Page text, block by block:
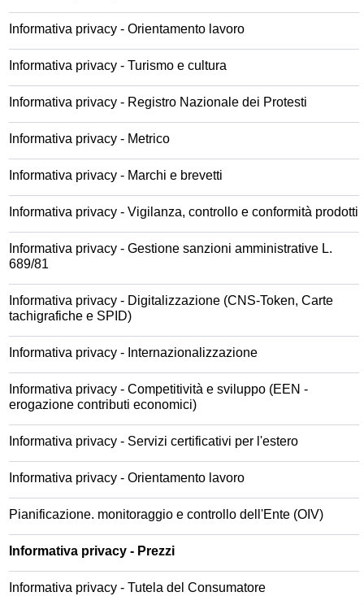
Informativa privacy - Orientamento lavoro
Informativa privacy - Turismo e cultura
Informativa privacy - Registro Nazionale dei Protesti
Informativa privacy - Metrico
Informativa privacy - Marchi e brevetti
Informativa privacy - Vigilanza, controllo e conformità prodotti
Informativa privacy - Gestione sanzioni amministrative L.
689/81
Informativa privacy - Digitalizzazione (CNS-Token, Carte
tachigrafiche e SPID)
Informativa privacy - Internazionalizzazione
Informativa privacy - Competitività e sviluppo (EEN -
erogazione contributi economici)
Informativa privacy - Servizi certificativi per l'estero
Informativa privacy - Orientamento lavoro
Pianificazione. monitoraggio e controllo dell'Ente (OIV)
Informativa privacy - Prezzi
Informativa privacy - Tutela del Consumatore